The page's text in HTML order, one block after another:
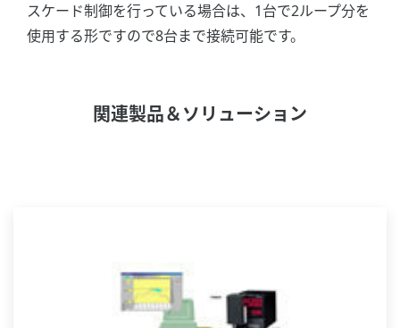
スケード制御を行っている場合は、1台で2ループ分を
使用する形ですので8台まで接続可能です。
関連製品＆ソリューション